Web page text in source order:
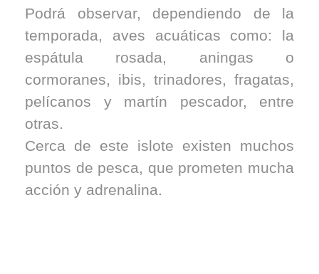
Podrá observar, dependiendo de la
temporada, aves acuáticas como: la
espátula rosada, aningas o
cormoranes, ibis, trinadores, fragatas,
pelícanos y martín pescador, entre
otras.
Cerca de este islote existen muchos
puntos de pesca, que prometen mucha
acción y adrenalina.